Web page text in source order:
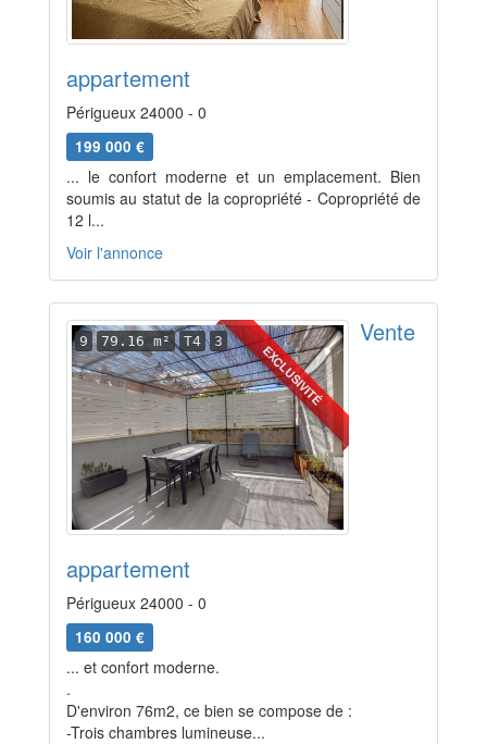
appartement
Périgueux 24000 - 0
199 000 €
... le confort moderne et un emplacement. Bien
soumis au statut de la copropriété - Copropriété de
12 l...
Voir l'annonce
EXCLUSIVITÉ
9 79.16 m² T4 3 Vente
appartement
Périgueux 24000 - 0
160 000 €
... et confort moderne.
.
D'environ 76m2, ce bien se compose de :
-Trois chambres lumineuse...